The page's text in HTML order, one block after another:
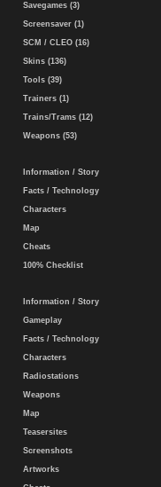
Savegames (3)
Screensaver (1)
SCM / CLEO (16)
Skins (136)
Tools (39)
Trainers (1)
Trains/Trams (12)
Weapons (53)
Information / Story
Facts / Technology
Characters
Map
Cheats
100% Checklist
Information / Story
Gameplay
Facts / Technology
Characters
Radiostations
Weapons
Map
Teasersites
Screenshots
Artworks